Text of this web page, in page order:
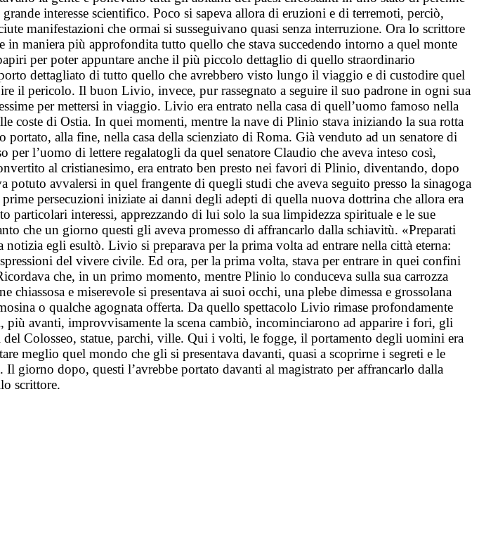
interesse scientifico. Poco si sapeva allora di eruzioni e di terremoti, perciò,
manifestazioni che ormai si susseguivano quasi senza interruzione. Ora lo scrittore
maniera più approfondita tutto quello che stava succedendo intorno a quel monte
per poter appuntare anche il più piccolo dettaglio di quello straordinario
dettagliato di tutto quello che avrebbero visto lungo il viaggio e di custodire quel
il pericolo. Il buon Livio, invece, pur rassegnato a seguire il suo padrone in ogni sua
per mettersi in viaggio. Livio era entrato nella casa di quell’uomo famoso nella
coste di Ostia. In quei momenti, mentre la nave di Plinio stava iniziando la sua rotta
alla fine, nella casa della scienziato di Roma. Già venduto ad un senatore di
l’uomo di lettere regalatogli da quel senatore Claudio che aveva inteso così,
al cristianesimo, era entrato ben presto nei favori di Plinio, diventando, dopo
avvalersi in quel frangente di quegli studi che aveva seguito presso la sinagoga
persecuzioni iniziate ai danni degli adepti di quella nuova dottrina che allora era
particolari interessi, apprezzando di lui solo la sua limpidezza spirituale e le sue
che un giorno questi gli aveva promesso di affrancarlo dalla schiavitù. «Preparati
egli esultò. Livio si preparava per la prima volta ad entrare nella città eterna:
del vivere civile. Ed ora, per la prima volta, stava per entrare in quei confini
che, in un primo momento, mentre Plinio lo conduceva sulla sua carrozza
e miserevole si presentava ai suoi occhi, una plebe dimessa e grossolana
o qualche agognata offerta. Da quello spettacolo Livio rimase profondamente
avanti, improvvisamente la scena cambiò, incominciarono ad apparire i fori, gli
Colosseo, statue, parchi, ville. Qui i volti, le fogge, il portamento degli uomini era
meglio quel mondo che gli si presentava davanti, quasi a scoprirne i segreti e le
giorno dopo, questi l’avrebbe portato davanti al magistrato per affrancarlo dalla
scrittore.